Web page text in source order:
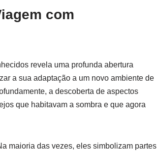
com
revela uma profunda abertura
a sua adaptação a um novo ambiente de
a descoberta de aspectos
que habitavam a sombra e que agora
maioria das vezes, eles simbolizam partes